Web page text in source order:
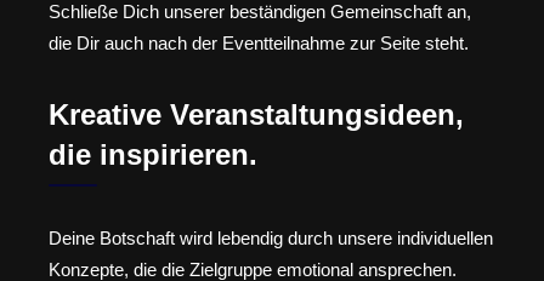
Schließe Dich unserer beständigen Gemeinschaft an,
die Dir auch nach der Eventteilnahme zur Seite steht.
Kreative Veranstaltungsideen,
die inspirieren.
Deine Botschaft wird lebendig durch unsere individuellen
Konzepte, die die Zielgruppe emotional ansprechen.